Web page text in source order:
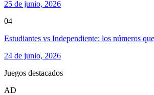
25 de junio, 2026
04
Estudiantes vs Independiente: los números
24 de junio, 2026
Juegos destacados
AD